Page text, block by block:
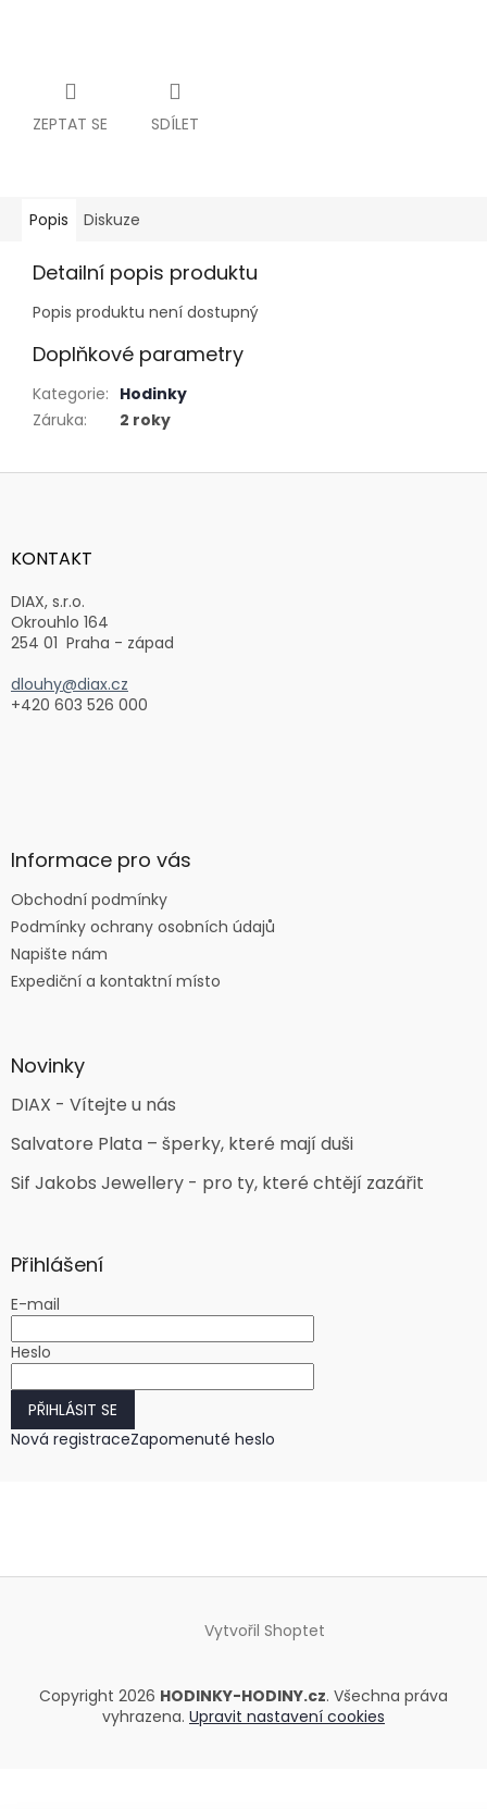
ZEPTAT SE SDÍLET
Popis Diskuze
Detailní popis produktu
Popis produktu není dostupný
Doplňkové parametry
Kategorie: Hodinky
Záruka: 2 roky
Z
aKONTAKT
DIAX, s.r.o.
Okrouhlo 164
254 01 Praha - západ
dlouhy@diax.cz
+420 603 526 000
Informace pro vás
Obchodní podmínky
Podmínky ochrany osobních údajů
Napište nám
Expediční a kontaktní místo
Novinky
DIAX - Vítejte u nás
Salvatore Plata – šperky, které mají duši
Sif Jakobs Jewellery - pro ty, které chtějí zazářit
Přihlášení
E-mail
Heslo
PŘIHLÁSIT SE
Nová registraceZapomenuté heslo
Vytvořil Shoptet
Copyright 2026 HODINKY-HODINY.cz. Všechna práva
vyhrazena. Upravit nastavení cookies